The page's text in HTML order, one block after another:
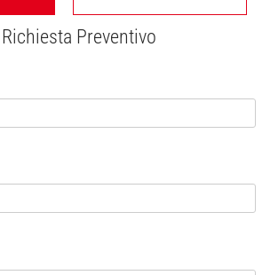
Richiesta Preventivo